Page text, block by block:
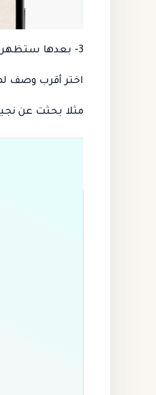
3- بعدها ستظهر لك صفحة بها مجموعة من الأكواد.
اختر أقرب وصف
مثلا بحثت عن